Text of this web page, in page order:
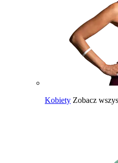
Kobiety Zobacz